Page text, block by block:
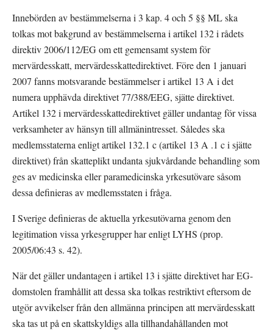
Innebörden av bestämmelserna i 3 kap. 4 och 5 §§ ML ska
tolkas mot bakgrund av bestämmelserna i artikel 132 i rådets
direktiv 2006/112/EG om ett gemensamt system för
mervärdesskatt, mervärdesskattedirektivet. Före den 1 januari
2007 fanns motsvarande bestämmelser i artikel 13 A i det
numera upphävda direktivet 77/388/EEG, sjätte direktivet.
Artikel 132 i mervärdesskattedirektivet gäller undantag för vissa
verksamheter av hänsyn till allmänintresset. Således ska
medlemsstaterna enligt artikel 132.1 c (artikel 13 A .1 c i sjätte
direktivet) från skatteplikt undanta sjukvårdande behandling som
ges av medicinska eller paramedicinska yrkesutövare såsom
dessa definieras av medlemsstaten i fråga.
I Sverige definieras de aktuella yrkesutövarna genom den
legitimation vissa yrkesgrupper har enligt LYHS (prop.
2005/06:43 s. 42).
När det gäller undantagen i artikel 13 i sjätte direktivet har EG-
domstolen framhållit att dessa ska tolkas restriktivt eftersom de
utgör avvikelser från den allmänna principen att mervärdesskatt
ska tas ut på en skattskyldigs alla tillhandahållanden mot